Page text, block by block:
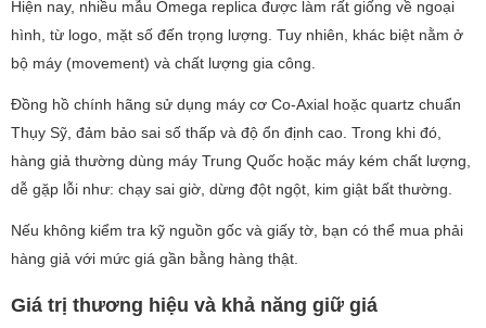
Hiện nay, nhiều mẫu Omega replica được làm rất giống về ngoại
hình, từ logo, mặt số đến trọng lượng. Tuy nhiên, khác biệt nằm ở
bộ máy (movement) và chất lượng gia công.
Đồng hồ chính hãng sử dụng máy cơ Co-Axial hoặc quartz chuẩn
Thụy Sỹ, đảm bảo sai số thấp và độ ổn định cao. Trong khi đó,
hàng giả thường dùng máy Trung Quốc hoặc máy kém chất lượng,
dễ gặp lỗi như: chạy sai giờ, dừng đột ngột, kim giật bất thường.
Nếu không kiểm tra kỹ nguồn gốc và giấy tờ, bạn có thể mua phải
hàng giả với mức giá gần bằng hàng thật.
Giá trị thương hiệu và khả năng giữ giá